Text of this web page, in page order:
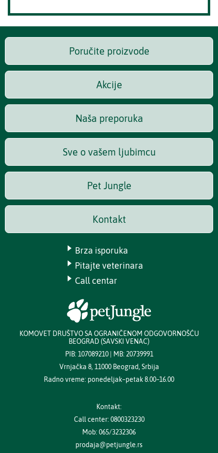
Poručite proizvode
Akcije
Naša preporuka
Sve o vašem ljubimcu
Pet Jungle
Kontakt
Brza isporuka
Pitajte veterinara
Call centar
KOMOVET DRUŠTVO SA OGRANIČENOM ODGOVORNOŠĆU
BEOGRAD (SAVSKI VENAC)
PIB: 107089210 | MB: 20739991
Vrnjačka 8, 11000 Beograd, Srbija
Radno vreme: ponedeljak–petak 8.00–16.00
Kontakt:
Call center: 0800323230
Mob: 065/3232306
prodaja@petjungle.rs